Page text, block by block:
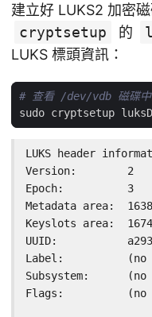
建立好 LUKS2 加密
cryptsetup
的
LUKS 標頭資訊：
# 查看 /dev/vdb 磁碟中
LUKS header
Version:        2
Epoch:          3
Metadata area:
Keyslots area:
UUID:
Label:          (no
Subsystem:      (no
Flags:          (no